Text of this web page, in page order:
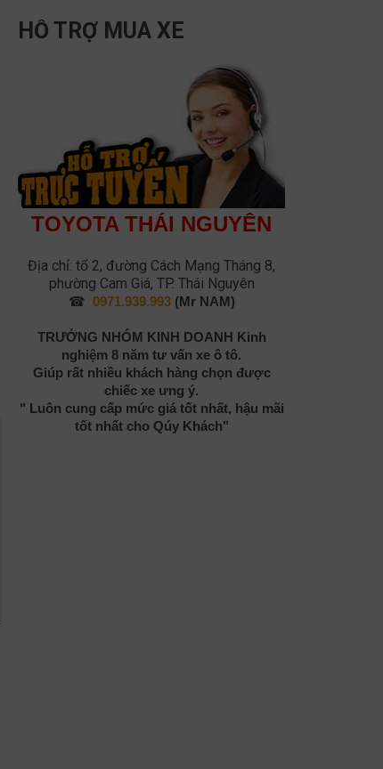
HỖ TRỢ MUA XE
TOYOTA THÁI NGUYÊN
Địa chỉ: tổ 2, đường Cách Mạng Tháng 8,
phường Cam Giá, TP. Thái Nguyên
☎ 0971.939.993(Mr NAM)
TRƯỞNG NHÓM KINH DOANH Kinh
nghiệm 8 năm tư vấn xe ô tô.
Giúp rất nhiều khách hàng chọn được
chiếc xe ưng ý.
" Luôn cung cấp mức giá tốt nhất, hậu mãi
tốt nhất cho Qúy Khách"